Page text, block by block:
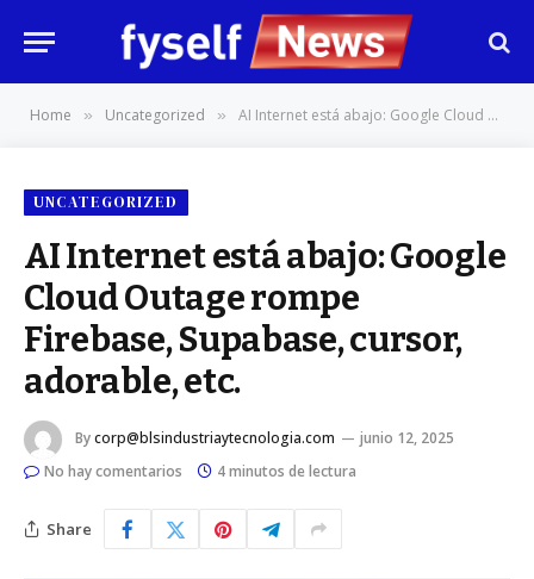
Home » Uncategorized » AI Internet está abajo: Google Cloud Outage rompe Firebase, Supabase, cursor, adorable, etc.
UNCATEGORIZED
AI Internet está abajo: Google
Cloud Outage rompe
Firebase, Supabase, cursor,
adorable, etc.
Bycorp@blsindustriaytecnologia.com
junio 12, 2025
No hay comentarios
4 minutos de lectura
Share